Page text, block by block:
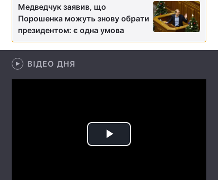
Цікавинки Погода
Екологія Регіони
Лонгріди
Медведчук заявив, що
Порошенка можуть знову обрати
президентом: є одна умова
ВІДЕО ДНЯ
Play